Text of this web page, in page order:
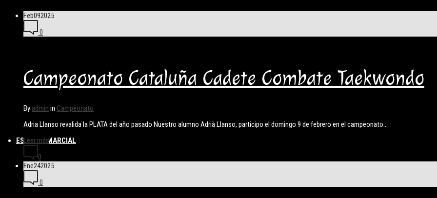
ESCUELA MARCIAL
Feb092025
0
Campeonato Cataluña Cadete Combate Taekwondo
By admin in Campeonato
Adria Llanso revalida la PLATA del año pasado Nuestro alumno Adrià Llanso, participo el domingo 9 de febrero en el campeonato…
Leer más
0
Ene242025
0